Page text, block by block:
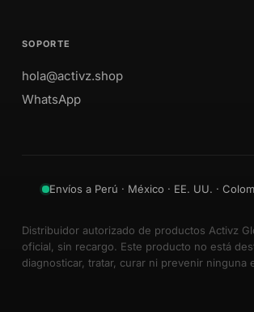
SOPORTE
hola@activz.shop
WhatsApp
Envíos a Perú · México · EE. UU. ·
Distribuidor autorizado de productos Activz
oficial, sin recargo. Este producto no está
diagnosticar, tratar, curar ni prevenir ninguna